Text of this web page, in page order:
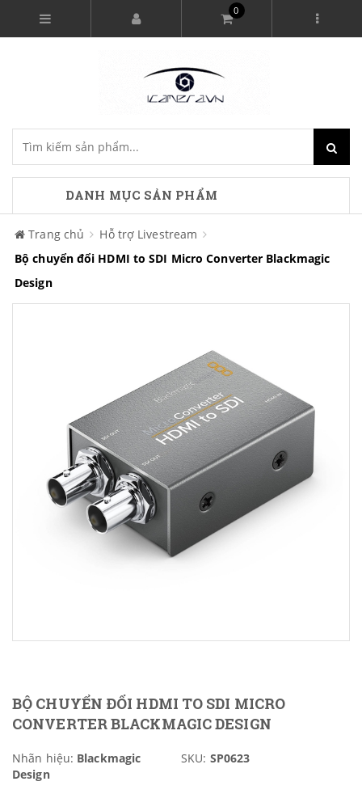
0
DANH MỤC SẢN PHẨM
Trang chủ
Hỗ trợ Livestream
Bộ chuyển đổi HDMI to SDI Micro Converter Blackmagic
Design
BỘ CHUYỂN ĐỔI HDMI TO SDI MICRO
CONVERTER BLACKMAGIC DESIGN
Nhãn hiệu: Blackmagic
Design
SKU: SP0623